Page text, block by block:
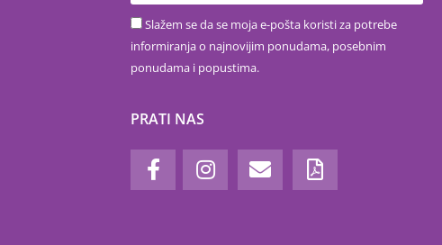
Slažem se da se moja e-pošta koristi za potrebe
informiranja o najnovijim ponudama, posebnim
ponudama i popustima.
PRATI NAS